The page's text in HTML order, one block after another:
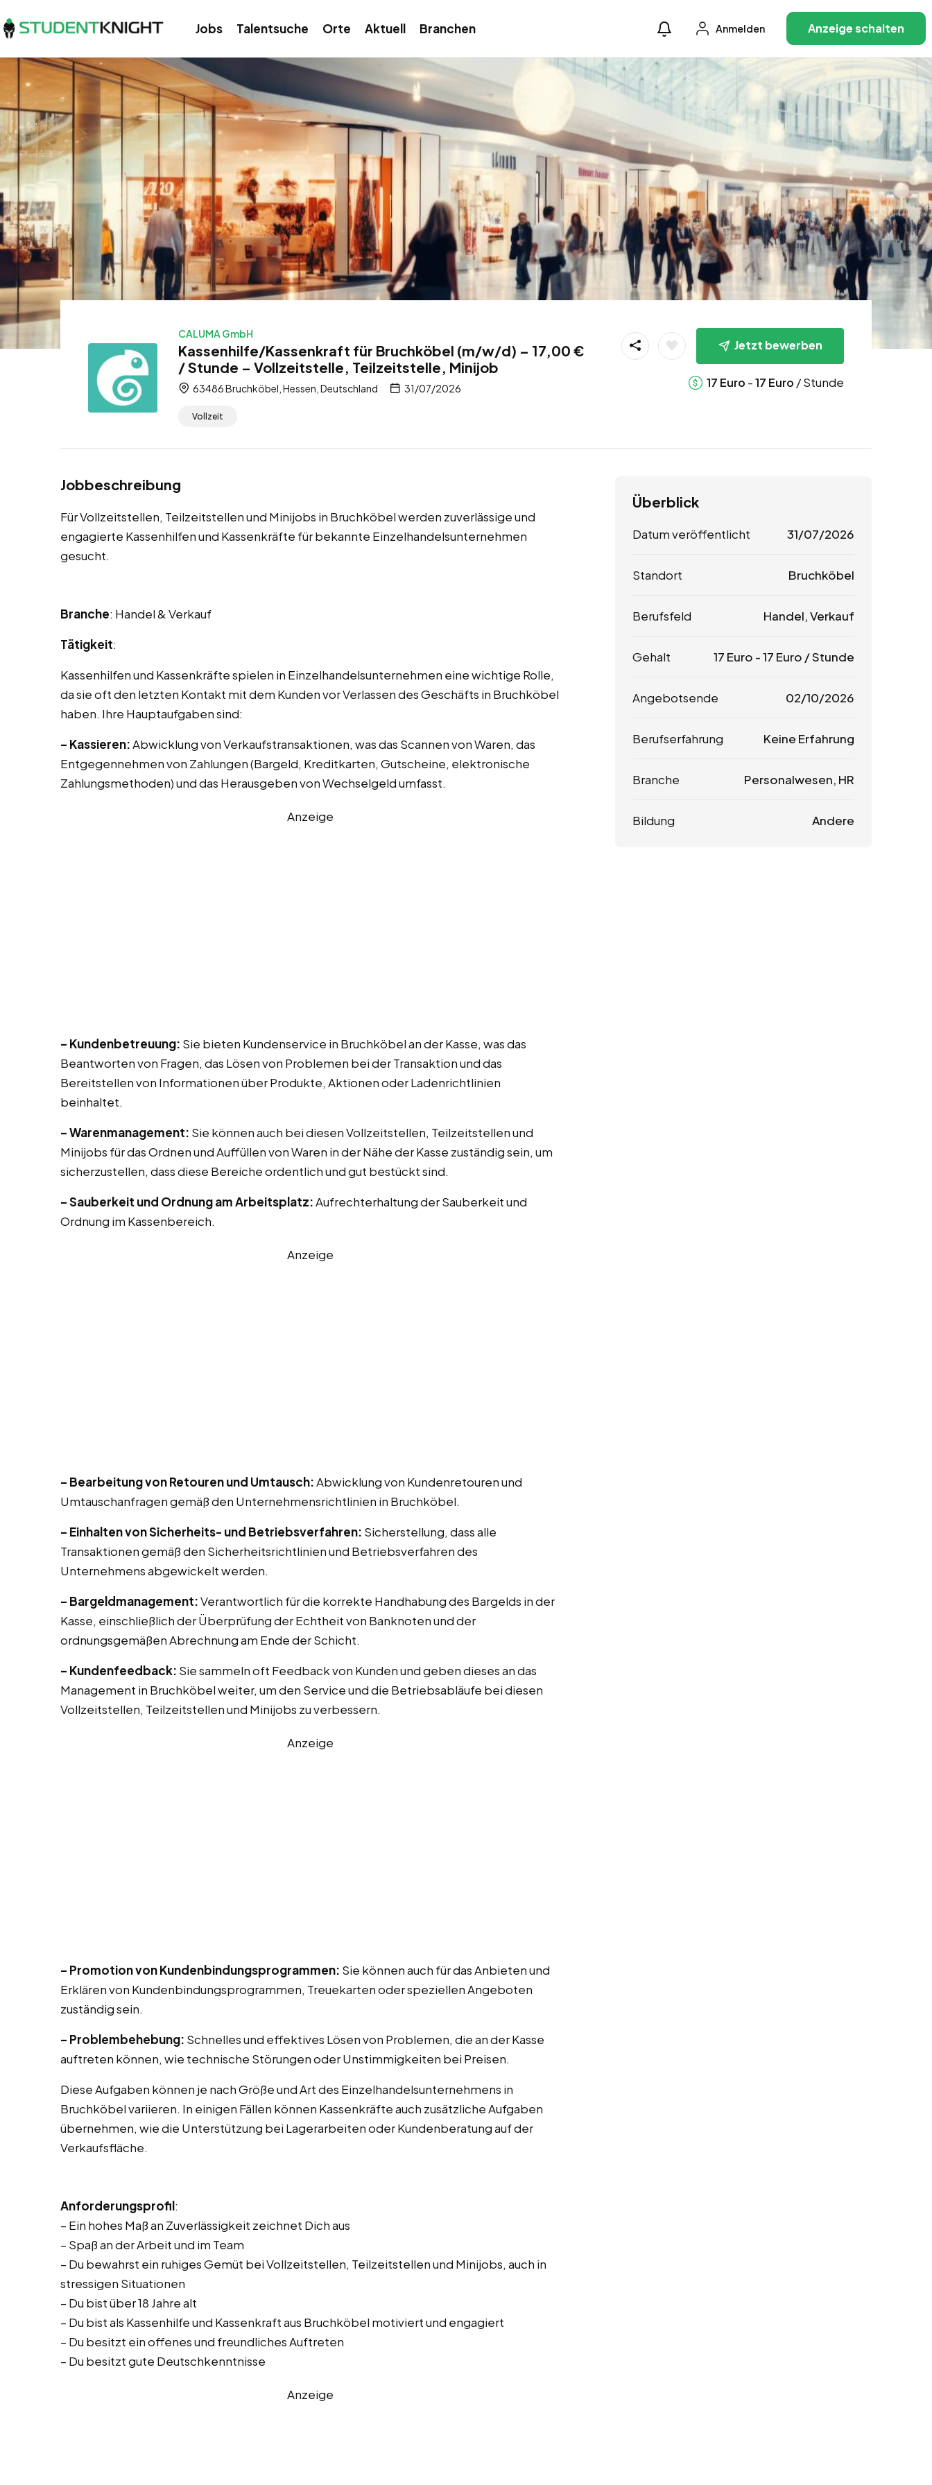
Jobs Talentsuche Orte Aktuell Branchen Anmelden Anzeige schalten
CALUMA GmbH
Kassenhilfe/Kassenkraft für Bruchköbel (m/w/d) – 17,00 €
/ Stunde – Vollzeitstelle, Teilzeitstelle, Minijob
63486 Bruchköbel, Hessen, Deutschland 31/07/2026
Vollzeit
Jetzt bewerben
17 Euro -17 Euro / Stunde
Jobbeschreibung
Für Vollzeitstellen, Teilzeitstellen und Minijobs in Bruchköbel werden zuverlässige und
engagierte Kassenhilfen und Kassenkräfte für bekannte Einzelhandelsunternehmen
gesucht.
Branche: Handel & Verkauf
Tätigkeit:
Kassenhilfen und Kassenkräfte spielen in Einzelhandelsunternehmen eine wichtige Rolle,
da sie oft den letzten Kontakt mit dem Kunden vor Verlassen des Geschäfts in Bruchköbel
haben. Ihre Hauptaufgaben sind:
– Kassieren:Abwicklung von Verkaufstransaktionen, was das Scannen von Waren, das
Entgegennehmen von Zahlungen (Bargeld, Kreditkarten, Gutscheine, elektronische
Zahlungsmethoden) und das Herausgeben von Wechselgeld umfasst.
Anzeige
– Kundenbetreuung: Sie bieten Kundenservice in Bruchköbel an der Kasse, was das
Beantworten von Fragen, das Lösen von Problemen bei der Transaktion und das
Bereitstellen von Informationen über Produkte, Aktionen oder Ladenrichtlinien
beinhaltet.
– Warenmanagement: Sie können auch bei diesen Vollzeitstellen, Teilzeitstellen und
Minijobs für das Ordnen und Auffüllen von Waren in der Nähe der Kasse zuständig sein, um
sicherzustellen, dass diese Bereiche ordentlich und gut bestückt sind.
– Sauberkeit und Ordnung am Arbeitsplatz:Aufrechterhaltung der Sauberkeit und
Ordnung im Kassenbereich.
Anzeige
– Bearbeitung von Retouren und Umtausch:Abwicklung von Kundenretouren und
Umtauschanfragen gemäß den Unternehmensrichtlinien in Bruchköbel.
– Einhalten von Sicherheits- und Betriebsverfahren: Sicherstellung, dass alle
Transaktionen gemäß den Sicherheitsrichtlinien und Betriebsverfahren des
Unternehmens abgewickelt werden.
– Bargeldmanagement:Verantwortlich für die korrekte Handhabung des Bargelds in der
Kasse, einschließlich der Überprüfung der Echtheit von Banknoten und der
ordnungsgemäßen Abrechnung am Ende der Schicht.
– Kundenfeedback: Sie sammeln oft Feedback von Kunden und geben dieses an das
Management in Bruchköbel weiter, um den Service und die Betriebsabläufe bei diesen
Vollzeitstellen, Teilzeitstellen und Minijobs zu verbessern.
Anzeige
– Promotion von Kundenbindungsprogrammen: Sie können auch für das Anbieten und
Erklären von Kundenbindungsprogrammen, Treuekarten oder speziellen Angeboten
zuständig sein.
– Problembehebung: Schnelles und effektives Lösen von Problemen, die an der Kasse
auftreten können, wie technische Störungen oder Unstimmigkeiten bei Preisen.
Diese Aufgaben können je nach Größe und Art des Einzelhandelsunternehmens in
Bruchköbel variieren. In einigen Fällen können Kassenkräfte auch zusätzliche Aufgaben
übernehmen, wie die Unterstützung bei Lagerarbeiten oder Kundenberatung auf der
Verkaufsfläche.
Anforderungsprofil:
– Ein hohes Maß an Zuverlässigkeit zeichnet Dich aus
– Spaß an der Arbeit und im Team
– Du bewahrst ein ruhiges Gemüt bei Vollzeitstellen, Teilzeitstellen und Minijobs, auch in
stressigen Situationen
– Du bist über 18 Jahre alt
– Du bist als Kassenhilfe und Kassenkraft aus Bruchköbel motiviert und engagiert
– Du besitzt ein offenes und freundliches Auftreten
– Du besitzt gute Deutschkenntnisse
Anzeige
Überblick
Datum veröffentlicht 31/07/2026
Standort Bruchköbel
Berufsfeld Handel, Verkauf
Gehalt 17 Euro -17 Euro / Stunde
Angebotsende 02/10/2026
Berufserfahrung Keine Erfahrung
Branche Personalwesen, HR
Bildung Andere